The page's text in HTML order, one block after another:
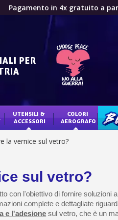
Pagamento in 4x gratuito a
Tuo preventivo
Condividi le tue
Raccogliere punti
Restituzione dei
5€ di sconto
10€ di buono
Iscriviti alla
Consegna
Pagamento in 4x gratuito a
Condividi le tue
Raccogliere punti
Restituzione dei
PER
UTENSILI &
ACCESSORI
COLORI
AEROGRAFO
la vernice sul vetro?
sul vetro?
con l'obiettivo di fornire soluzioni
complete e dettagliate
e l'adesione sul vetro, che è un